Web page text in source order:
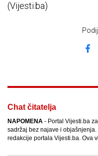
(Vijesti.ba)
Chat čitatelja
NAPOMENA - Portal Vijesti.ba
sadržaj bez najave i
redakcije portala Vijesti.ba. Ova